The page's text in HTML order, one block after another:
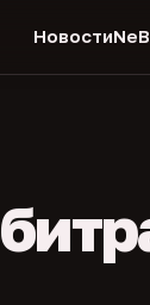
Новости